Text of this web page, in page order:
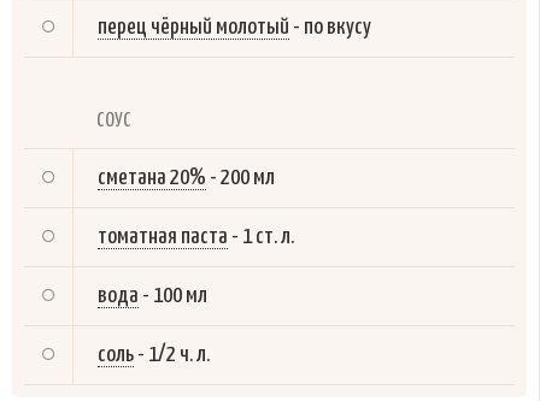
перец чёрный молотый - по вкусу
СОУС
сметана 20% - 200 мл
томатная паста - 1 ст. л.
вода - 100 мл
соль - 1/2 ч. л.